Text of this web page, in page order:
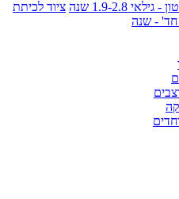
1.9-2.8 שנה
ציוד לכיתת